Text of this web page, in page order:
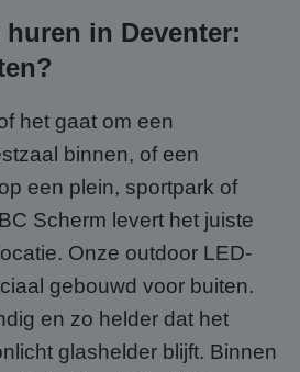
in Deventer:
het gaat om een
binnen, of een
een plein, sportpark of
Scherm levert het juiste
Onze outdoor LED-
gebouwd voor buiten.
en zo helder dat het
glashelder blijft. Binnen